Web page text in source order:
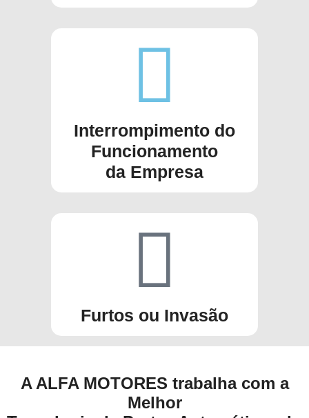
Interrompimento do
Funcionamento
da Empresa
Furtos ou Invasão
A ALFA MOTORES trabalha com a
Melhor